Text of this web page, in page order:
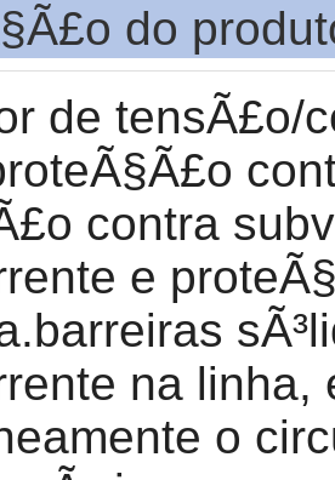
do
de tensÃ£o/
contra
e
na linha,
o